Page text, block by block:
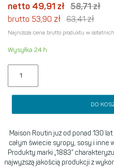
netto 49,91 zł 58,71zł
brutto 53,90 zł 63,41zł
Najniższa cena brutto produktu w
Wysyłka 24 h
DO
Maison Routin już od ponad 130
całym świecie syropy, sosy i inne
Produkty marki „1883”
najwyższą jakością produkcji z